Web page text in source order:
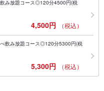
飲み放題コース◎120分4500円(税
4,500円 （税込）
べ飲み放題コース◎120分5300円(税
5,300円 （税込）